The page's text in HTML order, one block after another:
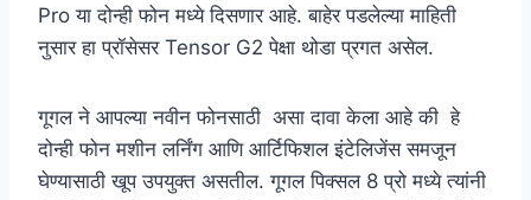
Pro या दोन्ही फोन मध्ये दिसणार आहे. बाहेर पडलेल्या माहिती
नुसार हा प्रॉसेसर Tensor G2 पेक्षा थोडा प्रगत असेल.
गूगल ने आपल्या नवीन फोनसाठी असा दावा केला आहे की हे
दोन्ही फोन मशीन लर्निंग आणि आर्टिफिशल इंटेलिजेंस समजून
घेण्यासाठी खूप उपयुक्त असतील. गूगल पिक्सल 8 प्रो मध्ये त्यांनी